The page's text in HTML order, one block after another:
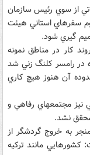
از سوي رئيس سازمان
سفرهاي استاني هيئت
گيري شود.
کار در مناطق نمونه
رامسر کلنگ زني شد
آن هنوز هيچ کاري
نيز مجتمعهاي رفاهي و
نشد.
به خروج گردشگر از
مانند ترکيه